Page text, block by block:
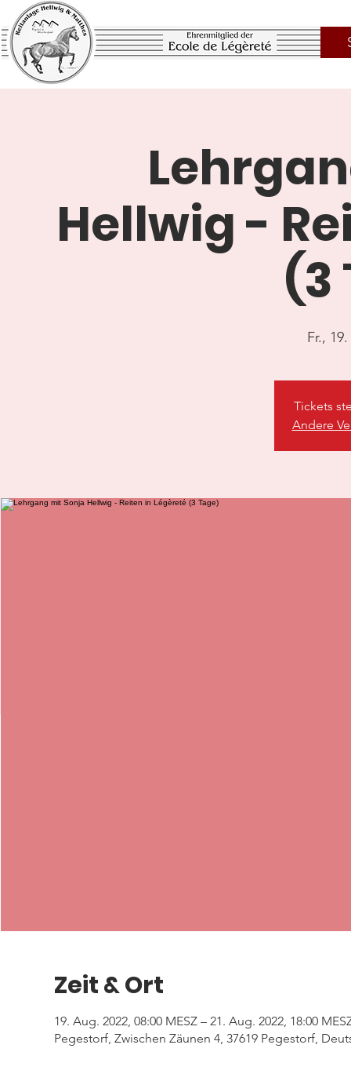
Hellwig -
(3
Fr.,
Tickets
Andere
Zeit & Ort
19. Aug. 2022, 08:00 MESZ – 21. Aug. 2022, 18:00
Pegestorf, Zwischen Zäunen 4, 37619 Pegestorf,